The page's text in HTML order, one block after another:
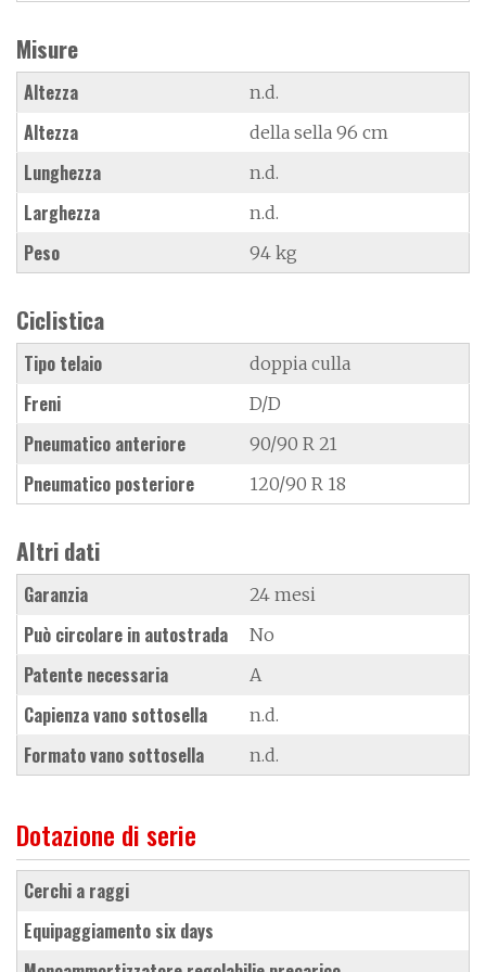
Misure
Altezza n.d.
Altezza della sella 96 cm
Lunghezza n.d.
Larghezza n.d.
Peso 94 kg
Ciclistica
Tipo telaio doppia culla
Freni D/D
Pneumatico anteriore 90/90 R 21
Pneumatico posteriore 120/90 R 18
Altri dati
Garanzia 24 mesi
Può circolare in autostrada No
Patente necessaria A
Capienza vano sottosella n.d.
Formato vano sottosella n.d.
Dotazione di serie
cerchi a raggi
equipaggiamento six days